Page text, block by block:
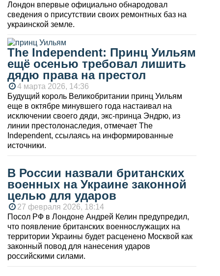
Лондон впервые официально обнародовал
сведения о присутствии своих ремонтных баз на
украинской земле.
The Independent: Принц Уильям
ещё осенью требовал лишить
дядю права на престол
4 марта 2026, 14:36
Будущий король Великобритании принц Уильям
еще в октябре минувшего года настаивал на
исключении своего дяди, экс-принца Эндрю, из
линии престолонаследия, отмечает The
Independent, ссылаясь на информированные
источники.
В России назвали британских
военных на Украине законной
целью для ударов
27 февраля 2026, 18:14
Посол РФ в Лондоне Андрей Келин предупредил,
что появление британских военнослужащих на
территории Украины будет расценено Москвой как
законный повод для нанесения ударов
российскими силами.